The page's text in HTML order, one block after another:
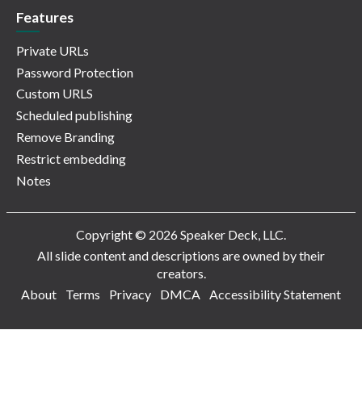
Features
Private URLs
Password Protection
Custom URLS
Scheduled publishing
Remove Branding
Restrict embedding
Notes
Copyright © 2026 Speaker Deck, LLC.
All slide content and descriptions are owned by their
creators.
About
Terms Privacy DMCA Accessibility Statement